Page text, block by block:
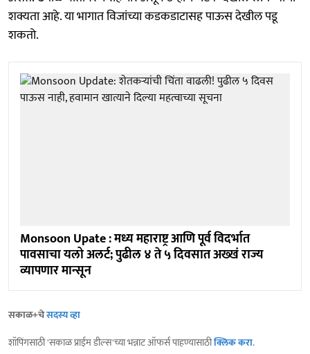
शक्यता आहे. या भागात विजांच्या कडकडाटासह पाऊस देखील पडू
शकतो.
Monsoon Upate : मध्य महाराष्ट्र आणि पूर्व विदर्भात
पावसाचा यलो अलर्ट; पुढील ४ ते ५ दिवसात अख्खं राज्य
व्यापणार मान्सून
सकाळ+चेसदस्य व्हा
शॉपिंगसाठी 'सकाळ प्राईम डील्स'च्या भन्नाट ऑफर्स पाहण्यासाठीक्लिक करा.